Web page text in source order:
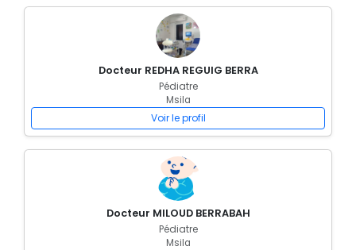
Docteur REDHA REGUIG BERRA
Pédiatre
Msila
Voir le profil
Docteur MILOUD BERRABAH
Pédiatre
Msila